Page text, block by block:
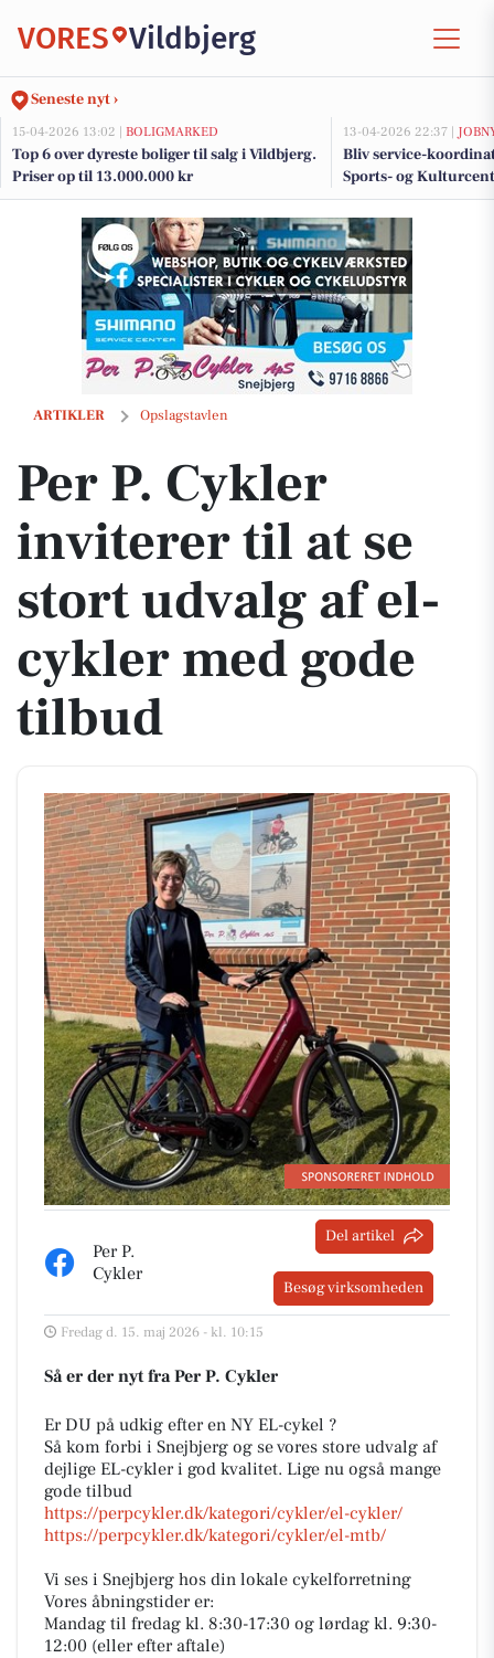
VORES Vildbjerg
Seneste nyt ›
15-04-2026 13:02 | BOLIGMARKED
Top 6 over dyreste boliger til salg i Vildbjerg.
Priser op til 13.000.000 kr
13-04-2026 22:37 |
Bliv service-
Sports- og
daglig service og
ARTIKLER Opslagstavlen
Per P. Cykler inviterer til at se stort udvalg af el-cykler med gode
Per P. Cykler
inviterer til at se
stort udvalg af el-
cykler med gode
tilbud
Per P.
Cykler
Del artikel
Besøg virksomheden
Fredag d. 15. maj 2026 - kl. 10:15
Så er der nyt fra Per P. Cykler
Er DU på udkig efter en NY EL-cykel ?
Så kom forbi i Snejbjerg og se vores store udvalg af
dejlige EL-cykler i god kvalitet. Lige nu også mange
gode tilbud
https://perpcykler.dk/kategori/cykler/el-cykler/
https://perpcykler.dk/kategori/cykler/el-mtb/
Vi ses i Snejbjerg hos din lokale cykelforretning
Vores åbningstider er:
Mandag til fredag kl. 8:30-17:30 og lørdag kl. 9:30-
12:00 (eller efter aftale)